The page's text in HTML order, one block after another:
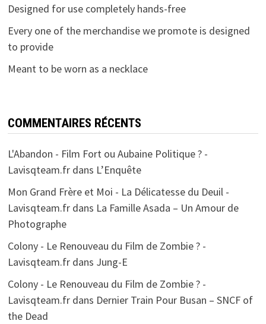
Designed for use completely hands-free
Every one of the merchandise we promote is designed
to provide
Meant to be worn as a necklace
COMMENTAIRES RÉCENTS
L'Abandon - Film Fort ou Aubaine Politique ? -
Lavisqteam.frdans L’Enquête
Mon Grand Frère et Moi - La Délicatesse du Deuil -
Lavisqteam.frdans La Famille Asada – Un Amour de
Photographe
Colony - Le Renouveau du Film de Zombie ? -
Lavisqteam.frdans Jung-E
Colony - Le Renouveau du Film de Zombie ? -
Lavisqteam.frdans Dernier Train Pour Busan – SNCF of
the Dead